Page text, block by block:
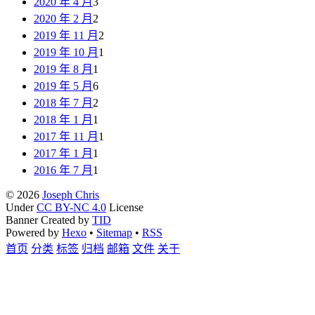
2020 年 2 月 2
2019 年 11 月 2
2019 年 10 月 1
2019 年 8 月 1
2019 年 5 月 6
2018 年 7 月 2
2018 年 1 月 1
2017 年 11 月 1
2017 年 1 月 1
2016 年 7 月 1
© 2026 Joseph Chris
UnderCC BY-NC 4.0 License
Banner Created by TID
Powered by Hexo • Sitemap • RSS
首页 分类 标签 归档 邮箱 文件 关于